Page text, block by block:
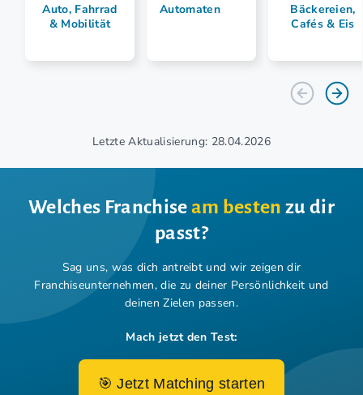
Auto, Fahrrad
& Mobilität
Automaten
Bäckereien,
Cafés & Eis
Letzte Aktualisierung: 28.04.2026
Welches Franchiseam besten zu dir
passt?
Sag uns, was dich antreibt und wir zeigen dir
Franchiseunternehmen, die zu deiner Persönlichkeit und
deinen Zielen passen.
Mach jetzt den Test:
🎯 Jetzt Matching starten